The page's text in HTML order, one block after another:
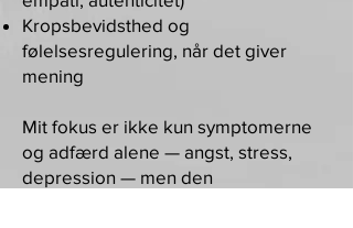
Kropsbevidsthed og
følelsesregulering, når det giver
mening
Mit fokus er ikke kun symptomerne
og adfærd alene — angst, stress,
depression — men den